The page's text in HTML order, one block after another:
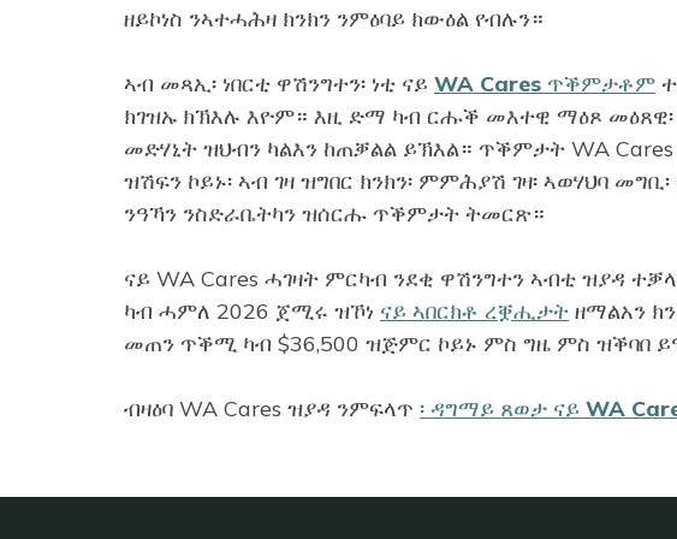
ዘይኮነስ ንኣተሓሕዛ ክንክን ንምዕባይ ክውዕል የብሉን።
ኣብ መጻኢ፡ ነበርቲ ዋሽንግተን፡ ነቲ ናይ WA Cares ጥቕምታቶም
ክገዝኡ ክኽእሉ እዮም። እዚ ድማ ካብ ርሑቕ መእተዊ ማዕጾ
መድሃኒት ዝህብን ካልእን ከጠቓልል ይኽእል። ጥቕምታት WA
ዝሽፍን ኮይኑ፡ ኣብ ገዛ ዝግበር ክንክን፡ ምምሕያሽ ገዛ፡ ኣወሃህባ
ንዓኻን ንስድራቤትካን ዝሰርሑ ጥቕምታት ትመርጽ።
ናይ WA Cares ሓገዛት ምርካብ ንደቂ ዋሽንግተን ኣብቲ ዝያዳ
ካብ ሓምለ 2026 ጀሚሩ ዝኾነ ናይ ኣበርክቶ ረቛሒታት ዘማልአን
መጠን ጥቕሚ ካብ $36,500 ዝጅምር ኮይኑ ምስ ግዜ ምስ ዝቕባበ
ብዛዕባ WA Cares ዝያዳ ንምፍላጥ ፡ ዳግማይ ጸወታ ናይ WA